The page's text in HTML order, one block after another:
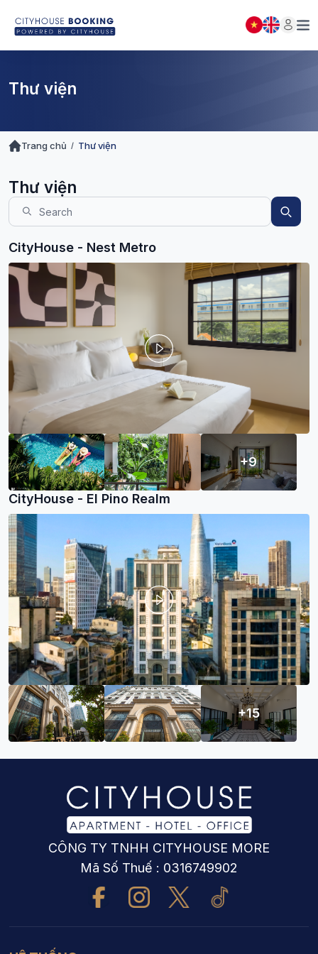
Thư viện
Trang chủ Thư viện
Thư viện
CityHouse - Nest Metro
+9
CityHouse - El Pino Realm
+15
CÔNG TY TNHH CITYHOUSE MORE
Mã Số Thuế : 0316749902
Đóng
DANH SÁCH ĐẶT PHÒNG